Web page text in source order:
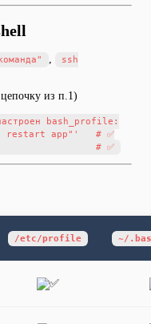
ssh
из п.1)
bash_profile:
restart app"'   # ✅
/etc/profile ~/